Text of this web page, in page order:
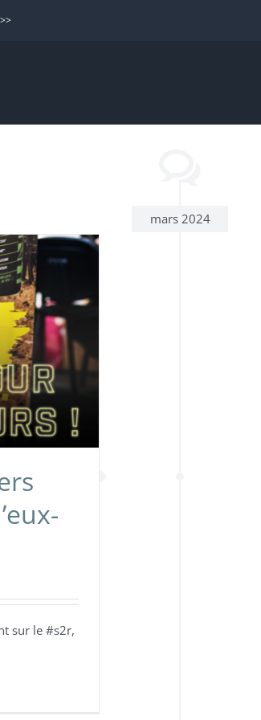
mars 2024
sur le #s2r,